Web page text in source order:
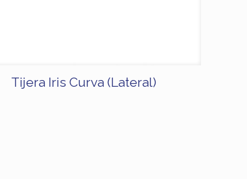
Tijera Iris Curva (Lateral)